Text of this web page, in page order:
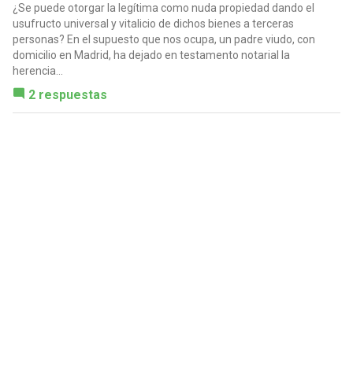
¿Se puede otorgar la legítima como nuda propiedad dando el
usufructo universal y vitalicio de dichos bienes a terceras
personas? En el supuesto que nos ocupa, un padre viudo, con
domicilio en Madrid, ha dejado en testamento notarial la
herencia...
2 respuestas